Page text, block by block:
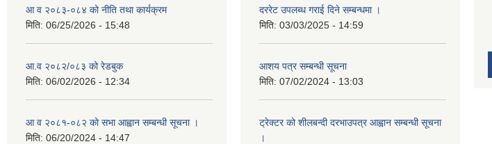
आ व २०८३-०८४ को नीति तथा कार्यक्रम
मिति: 06/25/2026 - 15:48
आ.व २०८२/०८३ को रेडबुक
मिति: 06/02/2026 - 12:34
आ व २०८१-०८२ को सभा आह्वान सम्बन्धी सूचना ।
मिति: 06/20/2024 - 14:47
दररेट उपलब्ध गराई दिने सम्बन्धमा ।
मिति: 03/03/2025 - 14:59
आशय पत्र सम्बन्धी सूचना
मिति: 07/02/2024 - 13:03
ट्रेक्टर को शीलबन्दी दरभाउपत्र आह्वान सम्बन्धी सूचना
।